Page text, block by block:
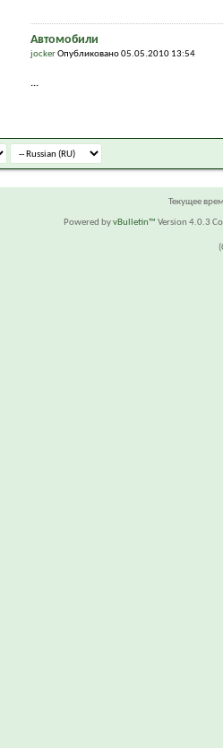
Автомобили
jockerОпубликовано 05.05.2010 13:54
...
Текущее
Powered byvBulletin™ Version 4.0.3